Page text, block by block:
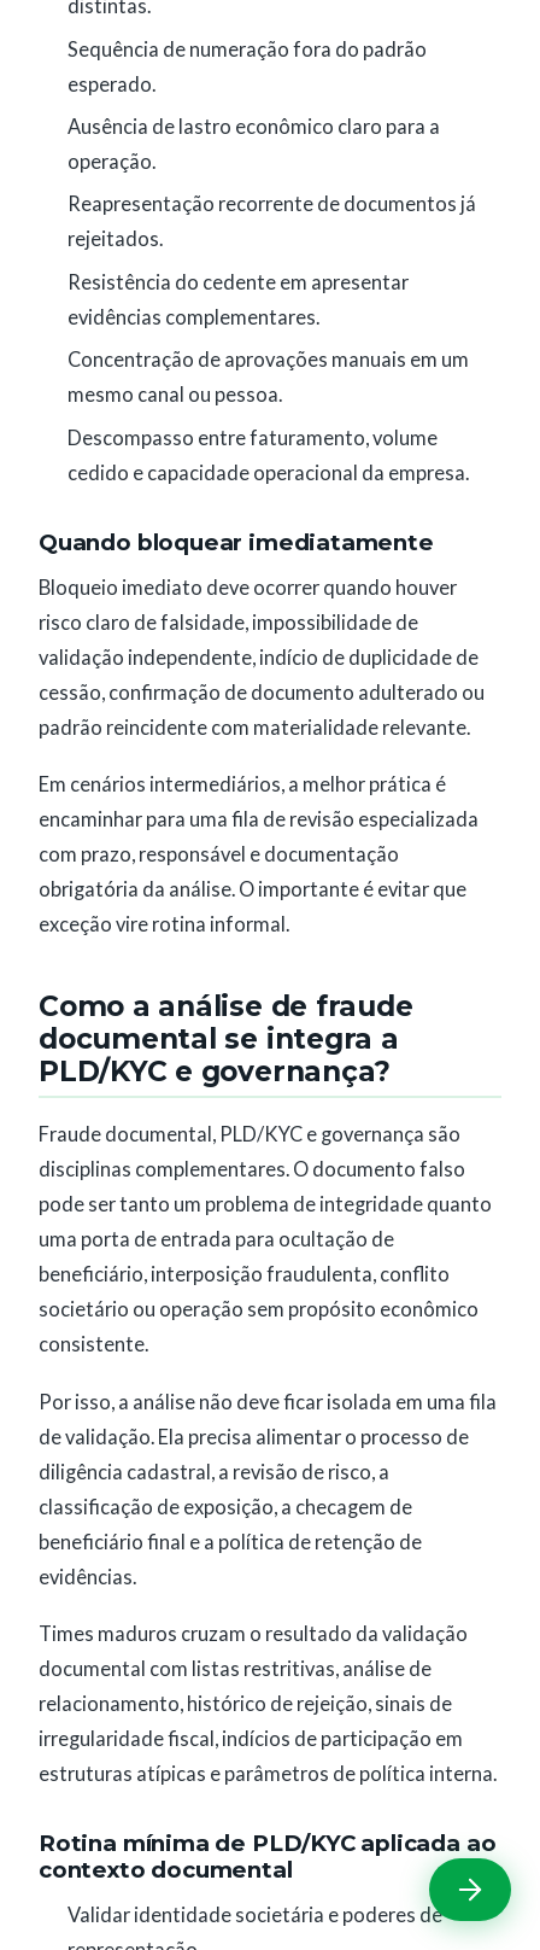
distintas.
Sequência de numeração fora do padrão
esperado.
Ausência de lastro econômico claro para a
operação.
Reapresentação recorrente de documentos já
rejeitados.
Resistência do cedente em apresentar
evidências complementares.
Concentração de aprovações manuais em um
mesmo canal ou pessoa.
Descompasso entre faturamento, volume
cedido e capacidade operacional da empresa.
Quando bloquear imediatamente
Bloqueio imediato deve ocorrer quando houver
risco claro de falsidade, impossibilidade de
validação independente, indício de duplicidade de
cessão, confirmação de documento adulterado ou
padrão reincidente com materialidade relevante.
Em cenários intermediários, a melhor prática é
encaminhar para uma fila de revisão especializada
com prazo, responsável e documentação
obrigatória da análise. O importante é evitar que
exceção vire rotina informal.
Como a análise de fraude
documental se integra a
PLD/KYC e governança?
Fraude documental, PLD/KYC e governança são
disciplinas complementares. O documento falso
pode ser tanto um problema de integridade quanto
uma porta de entrada para ocultação de
beneficiário, interposição fraudulenta, conflito
societário ou operação sem propósito econômico
consistente.
Por isso, a análise não deve ficar isolada em uma fila
de validação. Ela precisa alimentar o processo de
diligência cadastral, a revisão de risco, a
classificação de exposição, a checagem de
beneficiário final e a política de retenção de
evidências.
Times maduros cruzam o resultado da validação
documental com listas restritivas, análise de
relacionamento, histórico de rejeição, sinais de
irregularidade fiscal, indícios de participação em
estruturas atípicas e parâmetros de política interna.
Rotina mínima de PLD/KYC aplicada ao
contexto documental
Validar identidade societária e poderes de